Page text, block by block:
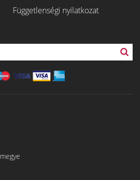
Függetlenségi nyilatkozat